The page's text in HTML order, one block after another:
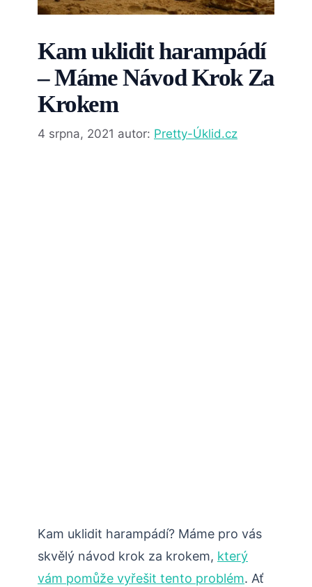
Kam uklidit harampádí
– Máme Návod Krok Za
Krokem
4 srpna, 2021 autor: Pretty-Úklid.cz
Kam uklidit harampádí? Máme pro vás
skvělý návod krok za krokem, který
vám pomůže vyřešit tento problém. Ať